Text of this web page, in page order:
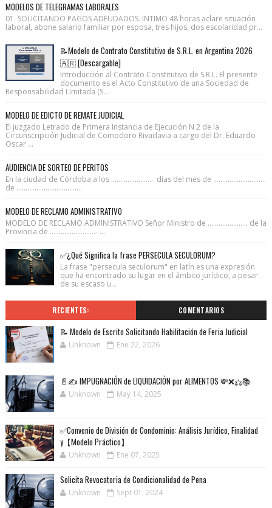
MODELOS DE TELEGRAMAS LABORALES
01. SOLICITANDO PAGOS ADEUDADOS. INTIMO 48 horas aclare situación
laboral, abone salario familiar por esposa, tres hijos, dos escolaridad pr...
📝Modelo de Contrato Constitutivo de S.R.L. en Argentina 2026
🇦🇷 [Descargable]
Introducción al Contrato Constitutivo de S.R.L. El presente
documento es el Acto Constitutivo de una Sociedad de
Responsabilidad Limitada (S...
MODELO DE EDICTO DE REMATE JUDICIAL
El juzgado Letrado de Primera Instancia de Ejecución N 2 de la
Circunscripción Judicial de Comodoro Rivadavia a cargo del Dr. Eduardo
Oscar ...
AUDIENCIA DE SORTEO DE PERITOS
En la ciudad de Córdoba a los ....................... días del mes de .............................
de ....................................
MODELO DE RECLAMO ADMINISTRATIVO
MODELO DE RECLAMO ADMINISTRATIVO Señor Ministro de ...................... de la
Provincia de .........................- ...
✅¿Qué Significa la frase PERSECULA SECULORUM?
La frase "persecula seculorum" en latín es una expresión
que ha encontrado su lugar en el ámbito jurídico, a pesar
de su escaso u...
RECIENTES: COMENTARIOS
📝 Modelo de Escrito Solicitando Habilitación de Feria Judicial
Unknown Ene 22, 2026
📄✍️ IMPUGNACIÓN de LIQUIDACIÓN por ALIMENTOS 💸❌⚖️📚
Unknown May 14, 2025
✅Convenio de División de Condominio: Análisis Jurídico, Finalidad
y【Modelo Práctico】
Unknown Ene 07, 2025
Solicita Revocatoria de Condicionalidad de Pena
Unknown Sept 01, 2024